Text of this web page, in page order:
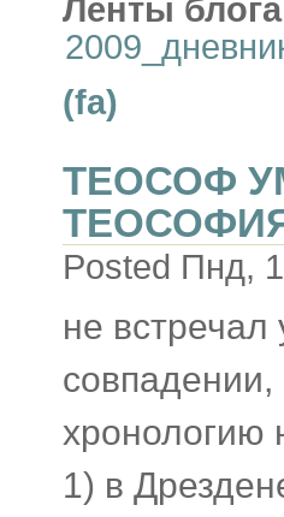
Ленты
(fa)
ТЕОСОФ
Posted Пнд,
не
совпадении,
хронологию
1) в